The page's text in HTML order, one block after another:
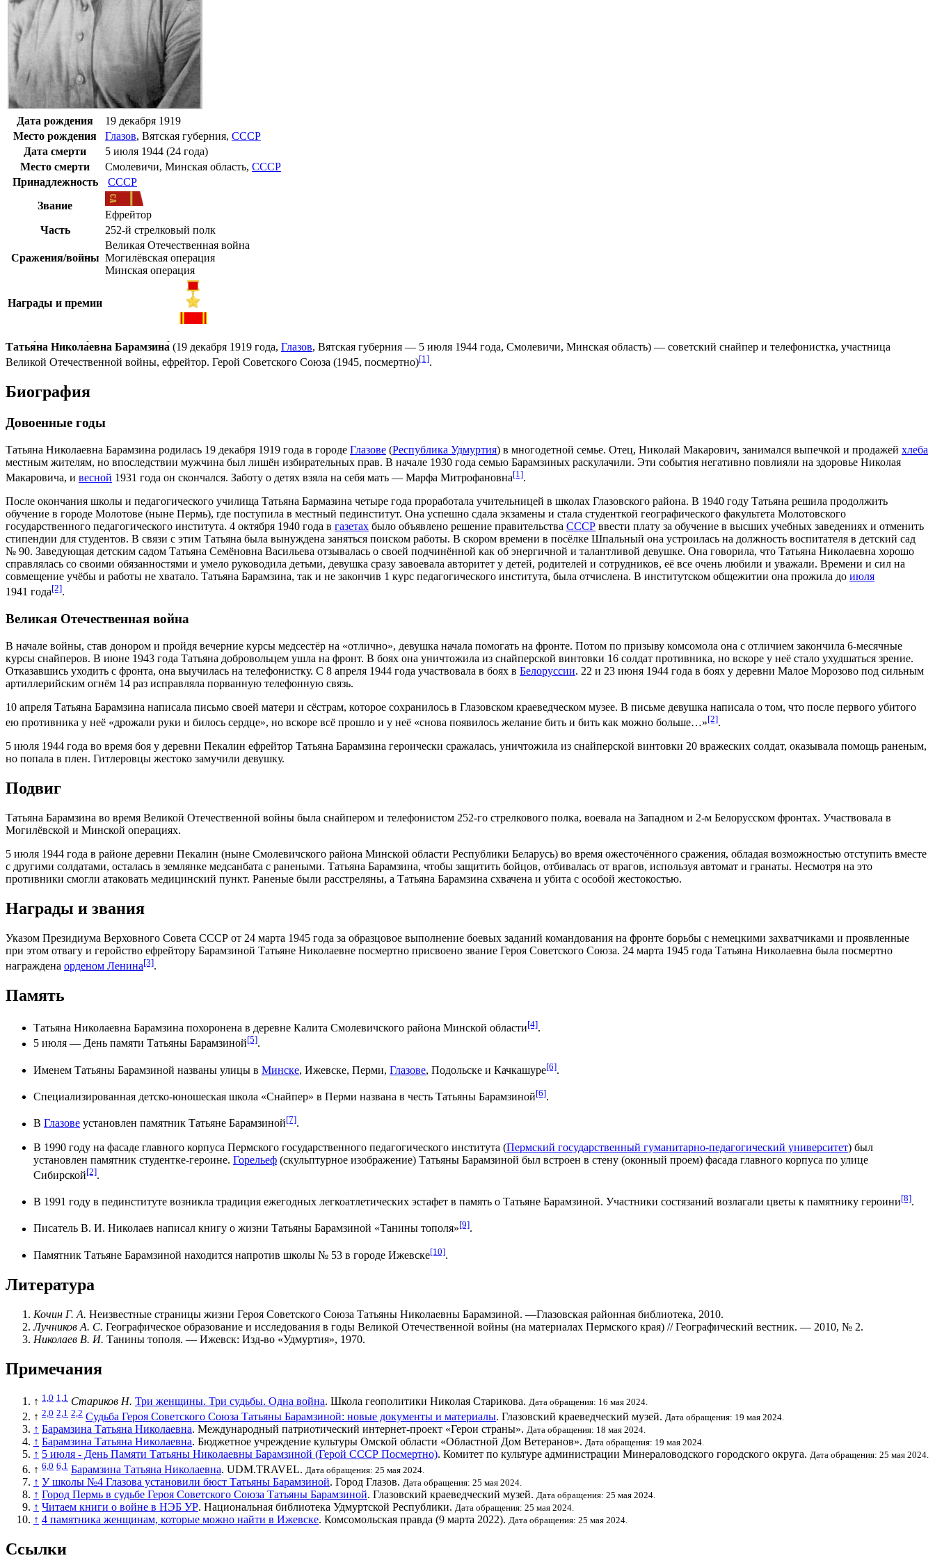
Дата рождения 19 декабря 1919
Место рождения
Глазов, Вятская губерния, СССР
Дата смерти
5 июля 1944 (24 года)
Место смерти
Смолевичи, Минская область, СССР
Принадлежность
СССР
Звание
Ефрейтор
Часть
252-й стрелковый полк
Сражения/войны
Великая Отечественная война
Могилёвская операция
Минская операция
Награды и премии
Татья́на Никола́евна Барамзина́ (19 декабря 1919 года, Глазов, Вятская губерния — 5 июля 1944 года, Смолевичи, Минская область) — советский снайпер и телефонистка, участница
Великой Отечественной войны, ефрейтор. Герой Советского Союза (1945, посмертно)[1].
Биография
Довоенные годы
Татьяна Николаевна Барамзина родилась 19 декабря 1919 года в городе Глазове (Республика Удмуртия) в многодетной семье. Отец, Николай Макарович, занимался выпечкой и продажей хлеба
местным жителям, но впоследствии мужчина был лишён избирательных прав. В начале 1930 года семью Барамзиных раскулачили. Эти события негативно повлияли на здоровье Николая
Макаровича, и весной 1931 года он скончался. Заботу о детях взяла на себя мать — Марфа Митрофановна[1].
После окончания школы и педагогического училища Татьяна Бармазина четыре года проработала учительницей в школах Глазовского района. В 1940 году Татьяна решила продолжить
обучение в городе Молотове (ныне Пермь), где поступила в местный пединститут. Она успешно сдала экзамены и стала студенткой географического факультета Молотовского
государственного педагогического института. 4 октября 1940 года в газетах было объявлено решение правительства СССР ввести плату за обучение в высших учебных заведениях и отменить
стипендии для студентов. В связи с этим Татьяна была вынуждена заняться поиском работы. В скором времени в посёлке Шпальный она устроилась на должность воспитателя в детский сад
№ 90. Заведующая детским садом Татьяна Семёновна Васильева отзывалась о своей подчинённой как об энергичной и талантливой девушке. Она говорила, что Татьяна Николаевна хорошо
справлялась со своими обязанностями и умело руководила детьми, девушка сразу завоевала авторитет у детей, родителей и сотрудников, её все очень любили и уважали. Времени и сил на
совмещение учёбы и работы не хватало. Татьяна Барамзина, так и не закончив 1 курс педагогического института, была отчислена. В институтском общежитии она прожила до июля
1941 года[2].
Великая Отечественная война
В начале войны, став донором и пройдя вечерние курсы медсестёр на «отлично», девушка начала помогать на фронте. Потом по призыву комсомола она с отличием закончила 6-месячные
курсы снайперов. В июне 1943 года Татьяна добровольцем ушла на фронт. В боях она уничтожила из снайперской винтовки 16 солдат противника, но вскоре у неё стало ухудшаться зрение.
Отказавшись уходить с фронта, она выучилась на телефонистку. С 8 апреля 1944 года участвовала в боях в Белоруссии. 22 и 23 июня 1944 года в боях у деревни Малое Морозово под сильным
артиллерийским огнём 14 раз исправляла порванную телефонную связь.
10 апреля Татьяна Барамзина написала письмо своей матери и сёстрам, которое сохранилось в Глазовском краеведческом музее. В письме девушка написала о том, что после первого убитого
ею противника у неё «дрожали руки и билось сердце», но вскоре всё прошло и у неё «снова появилось желание бить и бить как можно больше…»[2].
5 июля 1944 года во время боя у деревни Пекалин ефрейтор Татьяна Барамзина героически сражалась, уничтожила из снайперской винтовки 20 вражеских солдат, оказывала помощь раненым,
но попала в плен. Гитлеровцы жестоко замучили девушку.
Подвиг
Татьяна Барамзина во время Великой Отечественной войны была снайпером и телефонистом 252-го стрелкового полка, воевала на Западном и 2-м Белорусском фронтах. Участвовала в
Могилёвской и Минской операциях.
5 июля 1944 года в районе деревни Пекалин (ныне Смолевичского района Минской области Республики Беларусь) во время ожесточённого сражения, обладая возможностью отступить вместе
с другими солдатами, осталась в землянке медсанбата с ранеными. Татьяна Барамзина, чтобы защитить бойцов, отбивалась от врагов, используя автомат и гранаты. Несмотря на это
противники смогли атаковать медицинский пункт. Раненые были расстреляны, а Татьяна Барамзина схвачена и убита с особой жестокостью.
Награды и звания
Указом Президиума Верховного Совета СССР от 24 марта 1945 года за образцовое выполнение боевых заданий командования на фронте борьбы с немецкими захватчиками и проявленные
при этом отвагу и геройство ефрейтору Барамзиной Татьяне Николаевне посмертно присвоено звание Героя Советского Союза. 24 марта 1945 года Татьяна Николаевна была посмертно
награждена орденом Ленина[3].
Память
Татьяна Николаевна Барамзина похоронена в деревне Калита Смолевичского района Минской области[4].
5 июля — День памяти Татьяны Барамзиной[5].
Именем Татьяны Барамзиной названы улицы в Минске, Ижевске, Перми, Глазове, Подольске и Качкашуре[6].
Специализированная детско-юношеская школа «Снайпер» в Перми названа в честь Татьяны Барамзиной[6].
В Глазове установлен памятник Татьяне Барамзиной[7].
В 1990 году на фасаде главного корпуса Пермского государственного педагогического института (Пермский государственный гуманитарно-педагогический университет) был
установлен памятник студентке-героине. Горельеф (скульптурное изображение) Татьяны Барамзиной был встроен в стену (оконный проем) фасада главного корпуса по улице
Сибирской[2].
В 1991 году в пединституте возникла традиция ежегодных легкоатлетических эстафет в память о Татьяне Барамзиной. Участники состязаний возлагали цветы к памятнику героини[8].
Писатель В. И. Николаев написал книгу о жизни Татьяны Барамзиной «Танины тополя»[9].
Памятник Татьяне Барамзиной находится напротив школы № 53 в городе Ижевске[10].
Литература
Кочин Г. А. Неизвестные страницы жизни Героя Советского Союза Татьяны Николаевны Барамзиной. —Глазовская районная библиотека, 2010.
Лучников А. С. Географическое образование и исследования в годы Великой Отечественной войны (на материалах Пермского края) // Географический вестник. — 2010, № 2.
Николаев В. И. Танины тополя. — Ижевск: Изд-во «Удмуртия», 1970.
Примечания
↑ 1,0 1,1 Стариков Н. Три женщины. Три судьбы. Одна война. Школа геополитики Николая Старикова. Дата обращения: 16 мая 2024.
↑ 2,0 2,1 2,2 Судьба Героя Советского Союза Татьяны Барамзиной: новые документы и материалы. Глазовский краеведческий музей. Дата обращения: 19 мая 2024.
↑ Барамзина Татьяна Николаевна. Международный патриотический интернет-проект «Герои страны». Дата обращения: 18 мая 2024.
↑ Барамзина Татьяна Николаевна. Бюджетное учреждение культуры Омской области «Областной Дом Ветеранов». Дата обращения: 19 мая 2024.
↑ 5 июля - День Памяти Татьяны Николаевны Барамзиной (Герой СССР Посмертно). Комитет по культуре администрации Минераловодского городского округа. Дата обращения: 25 мая 2024.
↑ 6,0 6,1 Барамзина Татьяна Николаевна. UDM.TRAVEL. Дата обращения: 25 мая 2024.
↑ У школы №4 Глазова установили бюст Татьяны Барамзиной. Город Глазов. Дата обращения: 25 мая 2024.
↑ Город Пермь в судьбе Героя Советского Союза Татьяны Барамзиной. Глазовский краеведческий музей. Дата обращения: 25 мая 2024.
↑ Читаем книги о войне в НЭБ УР. Национальная библиотека Удмуртской Республики. Дата обращения: 25 мая 2024.
↑ 4 памятника женщинам, которые можно найти в Ижевске. Комсомольская правда (9 марта 2022). Дата обращения: 25 мая 2024.
Ссылки